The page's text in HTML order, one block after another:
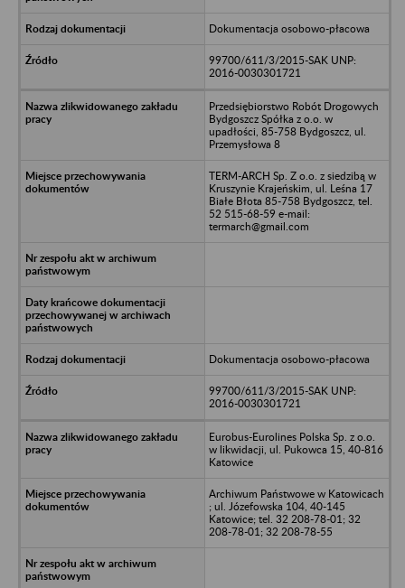
Dokumentacja osobowo-płacowa
99700/611/3/2015-SAK UNP:
2016-0030301721
Przedsiębiorstwo Robót Drogowych
Bydgoszcz Spółka z o.o. w
upadłości, 85-758 Bydgoszcz, ul.
Przemysłowa 8
TERM-ARCH Sp. Z o.o. z siedzibą w
Kruszynie Krajeńskim, ul. Leśna 17
Białe Błota 85-758 Bydgoszcz, tel.
52 515-68-59 e-mail:
termarch@gmail.com
Dokumentacja osobowo-płacowa
99700/611/3/2015-SAK UNP:
2016-0030301721
Eurobus-Eurolines Polska Sp. z o.o.
w likwidacji, ul. Pukowca 15, 40-816
Katowice
Archiwum Państwowe w Katowicach
; ul. Józefowska 104, 40-145
Katowice; tel. 32 208-78-01; 32
208-78-01; 32 208-78-55